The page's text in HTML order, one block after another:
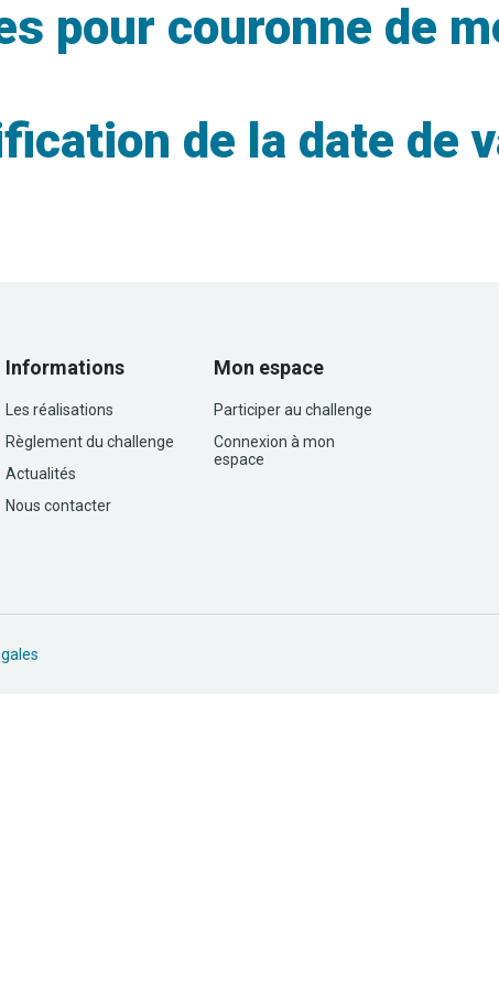
pour couronne de
de la date de
Informations
Les réalisations
Règlement du challenge
Actualités
Nous contacter
Mon espace
Participer au challenge
Connexion à mon
espace